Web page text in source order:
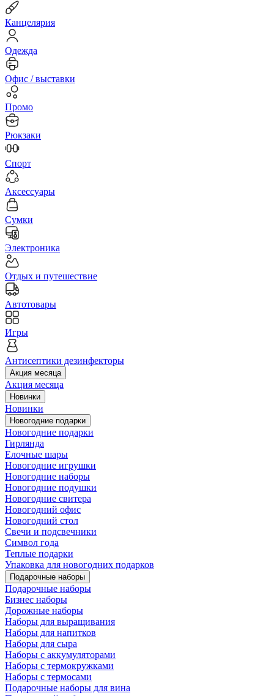
Канцелярия
Одежда
Офис / выставки
Промо
Рюкзаки
Спорт
Аксессуары
Сумки
Электроника
Отдых и путешествие
Автотовары
Игры
Антисептики дезинфекторы
Акция месяца
Акция месяца
Новинки
Новинки
Новогодние подарки
Новогодние подарки
Гирлянда
Елочные шары
Новогодние игрушки
Новогодние наборы
Новогодние подушки
Новогодние свитера
Новогодний офис
Новогодний стол
Свечи и подсвечники
Символ года
Теплые подарки
Упаковка для новогодних подарков
Подарочные наборы
Подарочные наборы
Бизнес наборы
Дорожные наборы
Наборы для выращивания
Наборы для напитков
Наборы для сыра
Наборы с аккумуляторами
Наборы с термокружками
Наборы с термосами
Подарочные наборы для вина